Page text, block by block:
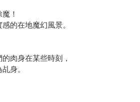
！
的在地魔幻風景。
肉身在某些時刻，
身。